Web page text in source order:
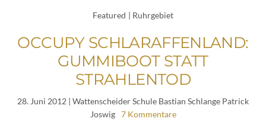
Featured | Ruhrgebiet
OCCUPY SCHLARAFFENLAND:
GUMMIBOOT STATT
STRAHLENTOD
28. Juni 2012 | Wattenscheider Schule Bastian Schlange Patrick
Joswig
7 Kommentare